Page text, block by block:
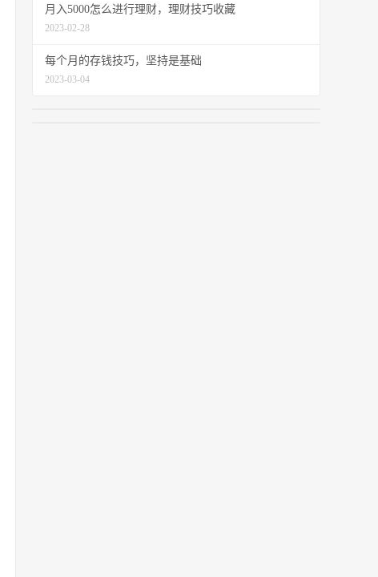
月入5000怎么进行理财，理财技巧收藏
2023-02-28
每个月的存钱技巧，坚持是基础
2023-03-04